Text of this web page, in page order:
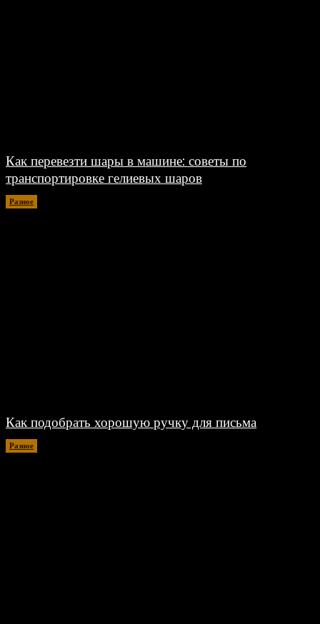
Как перевезти шары в машине: советы по
транспортировке гелиевых шаров
Разное
Как подобрать хорошую ручку для письма
Разное